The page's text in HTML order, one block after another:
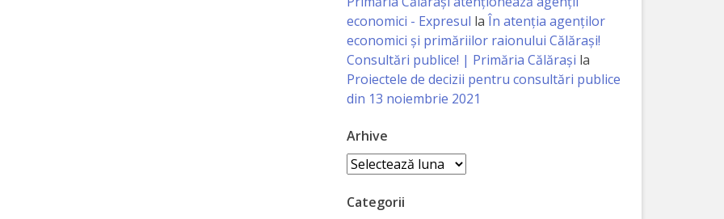
economici - Expresul la În atenția agenților
economici și primăriilor raionului Călărași!
Consultări publice! | Primăria Călărași la
Proiectele de decizii pentru consultări publice
din 13 noiembrie 2021
Arhive
Arhive
Categorii